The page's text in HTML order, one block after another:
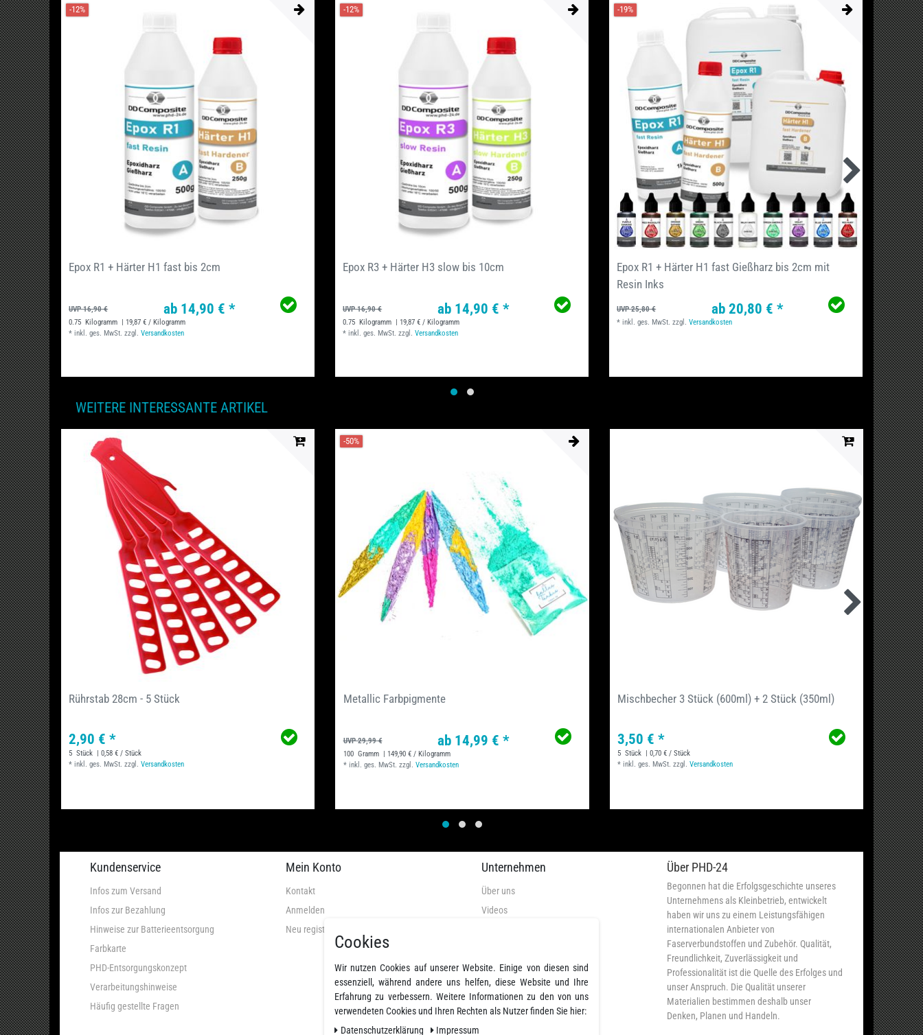
-12%
Epox R1 + Härter H1 fast bis 2cm
UVP 16,90 € ab 14,90 € *
0.75 Kilogramm | 19,87 € / Kilogramm
*inkl. ges. MwSt. zzgl.Versandkosten
-12%
Epox R3 + Härter H3 slow bis 10cm
UVP 16,90 € ab 14,90 € *
0.75 Kilogramm | 19,87 € / Kilogramm
*inkl. ges. MwSt. zzgl.Versandkosten
-19%
Epox R1 + Härter H1 fast Gießharz bis 2cm mit
Resin Inks
UVP 25,80 € ab 20,80 € *
*inkl. ges. MwSt. zzgl.Versandkosten
-7%
Epox
UVP
1.4
*inkl.
WEITERE INTERESSANTE ARTIKEL
Rührstab 28cm - 5 Stück
2,90 € *
5 Stück | 0,58 € / Stück
*inkl. ges. MwSt. zzgl.Versandkosten
-50%
Metallic Farbpigmente
UVP 29,99 € ab 14,99 € *
100 Gramm | 149,90 € / Kilogramm
* inkl. ges. MwSt. zzgl. Versandkosten
Mischbecher 3 Stück (600ml) + 2 Stück (350ml)
3,50 € *
5 Stück | 0,70 € / Stück
* inkl. ges. MwSt. zzgl. Versandkosten
4,25
*inkl.
Kundenservice
Infos zum Versand
Infos zur Bezahlung
Hinweise zur Batterieentsorgung
Farbkarte
PHD-Entsorgungskonzept
Verarbeitungshinweise
Häufig gestellte Fragen
Mein Konto
Kontakt
Anmelden
Neu registrieren
Unternehmen
Über uns
Videos
Widerrufsrecht
Widerrufsformular
Impressum
Über PHD-24
Begonnen hat die Erfolgsgeschichte unseres
Unternehmens als Kleinbetrieb, entwickelt
haben wir uns zu einem Leistungsfähigen
internationalen Anbieter von
Faserverbundstoffen und Zubehör. Qualität,
Freundlichkeit, Zuverlässigkeit und
Professionalität ist die Quelle des Erfolges und
unser Anspruch. Die Qualität unserer
Materialien bestimmen deshalb unser
Denken, Planen und Handeln.
Cookies
Wir nutzen Cookies auf unserer Website. Einige von diesen sind
essenziell, während andere uns helfen, diese Website und Ihre
Erfahrung zu verbessern. Weitere Informationen zu den von uns
verwendeten Cookies und Ihren Rechten als Nutzer finden Sie hier:
Daten­schutz­erklärung
Impressum